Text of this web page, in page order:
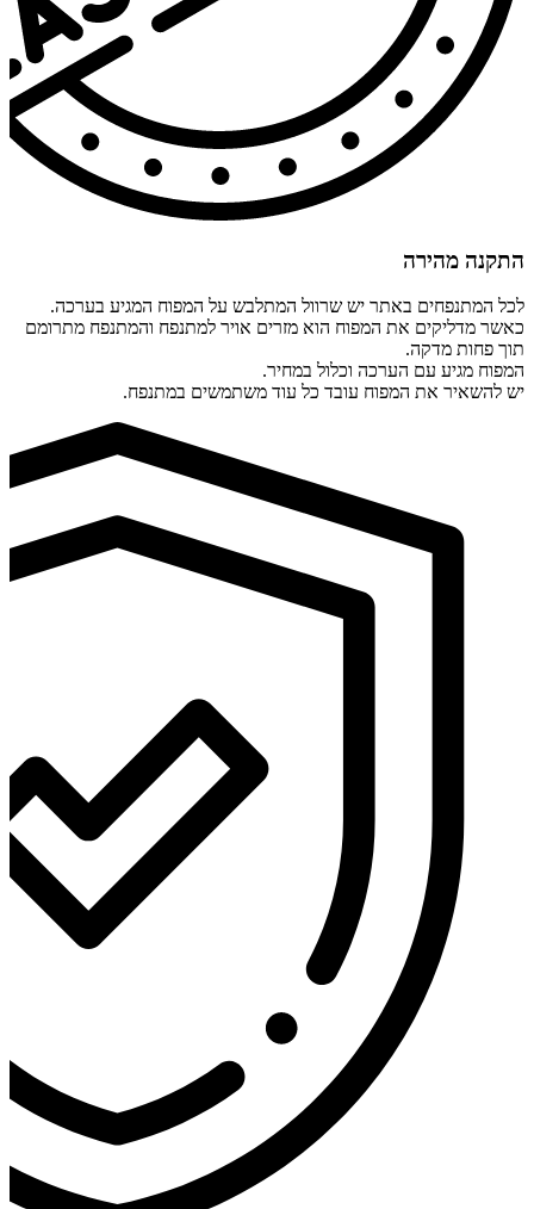
התקנה מהירה
לכל המתנפחים באתר יש שרוול המתלבש על המפוח המגיע בערכה.
כאשר מדליקים את המפוח הוא מזרים אויר למתנפח והמתנפח מתרומם
תוך פחות מדקה.
המפוח מגיע עם הערכה וכלול במחיר.
יש להשאיר את המפוח עובד כל עוד משתמשים במתנפח.